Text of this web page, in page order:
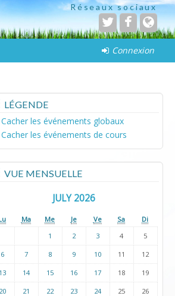
Réseaux sociaux
Connexion
LÉGENDE
Cacher les événements globaux
Cacher les événements de cours
VUE MENSUELLE
JULY 2026
Ma Me Je Ve Sa
Di
1
2 3 4 5
6 7 8 9 10 11 12
13 14 15 16 17 18 19
20 21 22 23 24 25 26